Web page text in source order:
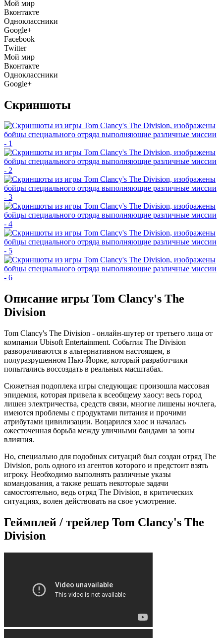
Мой мир
Вконтакте
Одноклассники
Google+
Facebook
Twitter
Мой мир
Вконтакте
Одноклассники
Google+
Скриншоты
Описание игры Tom Clancy's The
Division
Tom Clancy's The Division - онлайн-шутер от третьего лица от
компании Ubisoft Entertainment. События The Division
разворачиваются в альтернативном настоящем, в
полуразрушенном Нью-Йорке, который разработчики
попытались воссоздать в реальных масштабах.
Сюжетная подоплека игры следующая: произошла массовая
эпидемия, которая привела к всеобщему хаосу: весь город
лишен электричества, средств связи, многие лишены ночлега,
имеются проблемы с продуктами питания и прочими
атрибутами цивилизации. Воцарился хаос и началась
ожесточенная борьба между уличными бандами за зоны
влияния.
Но, специально для подобных ситуаций был создан отряд The
Division, роль одного из агентов которого и предстоит взять
игроку. Необходимо выполнять различные указы
командования, а также решать некоторые задачи
самостоятельно, ведь отряд The Division, в критических
ситуациях, волен действовать на свое усмотрение.
Геймплей / трейлер Tom Clancy's The
Division